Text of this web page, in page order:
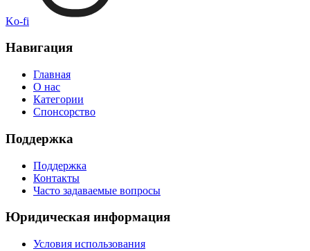
Ko-fi
Навигация
Главная
О нас
Категории
Спонсорство
Поддержка
Поддержка
Контакты
Часто задаваемые вопросы
Юридическая информация
Условия использования